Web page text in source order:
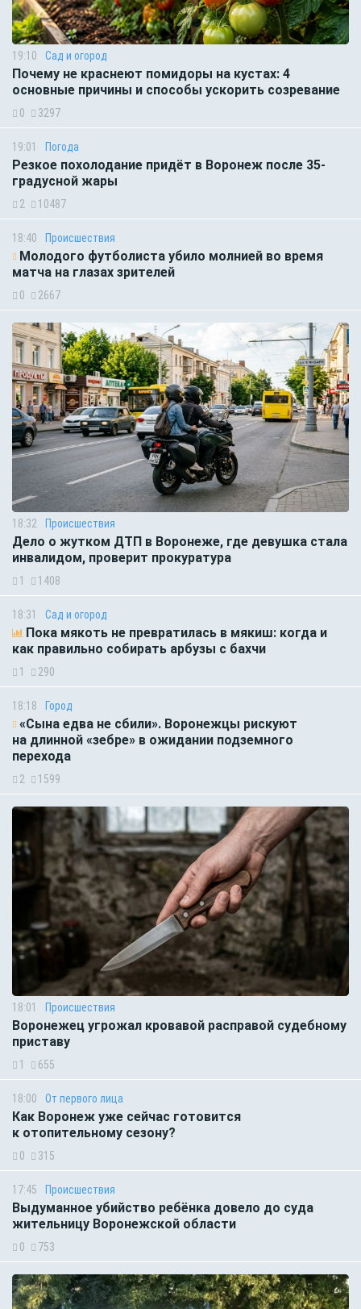
19:10 Сад и огород
Почему не краснеют помидоры на кустах: 4
основные причины и способы ускорить созревание
0 3297
19:01 Погода
Резкое похолодание придёт в Воронеж после 35-
градусной жары
2 10487
18:40 Происшествия
Молодого футболиста убило молнией во время
матча на глазах зрителей
0 2667
18:32 Происшествия
Дело о жутком ДТП в Воронеже, где девушка стала
инвалидом, проверит прокуратура
1 1408
18:31 Сад и огород
Пока мякоть не превратилась в мякиш: когда и
как правильно собирать арбузы с бахчи
1 290
18:18 Город
«Сына едва не сбили». Воронежцы рискуют
на длинной «зебре» в ожидании подземного
перехода
2 1599
18:01 Происшествия
Воронежец угрожал кровавой расправой судебному
приставу
1 655
18:00 От первого лица
Как Воронеж уже сейчас готовится
к отопительному сезону?
0 315
17:45 Происшествия
Выдуманное убийство ребёнка довело до суда
жительницу Воронежской области
0 753